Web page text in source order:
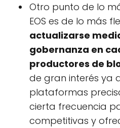
Otro punto de lo
EOS es de lo más
actualizarse
gobernanza en
productores de
de gran interés ya
plataformas
cierta frecuencia
competitivas y